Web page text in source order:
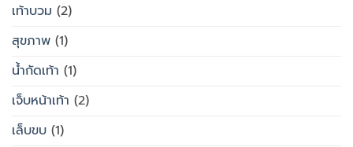
เท้าบวม (2)
สุขภาพ (1)
น้ำกัดเท้า (1)
เจ็บหน้าเท้า (2)
เล็บขบ (1)